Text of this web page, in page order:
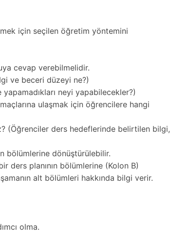
için seçilen öğretim yöntemini
cevap verebilmelidir.
ve beceri düzeyi ne?)
neyi yapabilecekler?)
ulaşmak için öğrencilere hangi
(Öğrenciler ders hedeflerinde belirtilen bilgi,
bölümlerine dönüştürülebilir.
ders planının bölümlerine (Kolon B)
alt bölümleri hakkında bilgi verir.
olma.